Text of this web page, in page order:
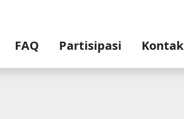
FAQ Partisipasi Kontak